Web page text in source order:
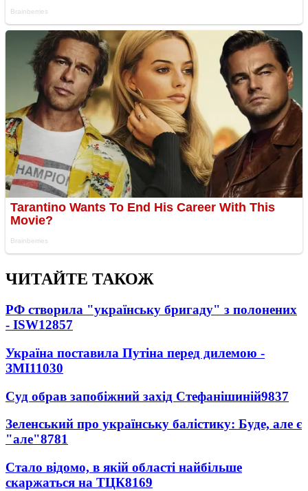
ЧИТАЙТЕ ТАКОЖ
РФ створила "українську бригаду" з полонених
- ISW12857
Україна поставила Путіна перед дилемою -
ЗМІ11030
Суд обрав запобіжний захід Стефанішиній9837
Зеленський про українську балістику: Буде, але є
"але"8781
Стало відомо, в якій області найбільше
скаржаться на ТЦК8169